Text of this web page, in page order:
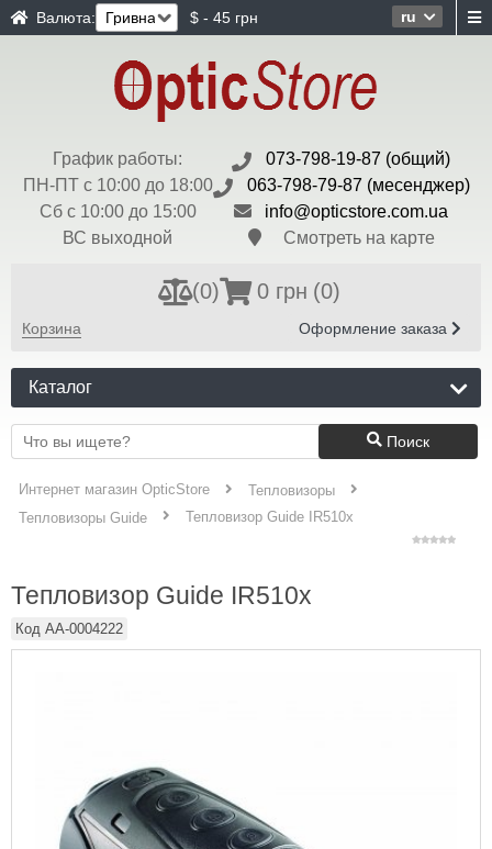
ru
Валюта: $ - 45 грн
График работы:
ПН-ПТ с 10:00 до 18:00
Сб с 10:00 до 15:00
ВС выходной
073-798-19-87 (общий)
063-798-79-87 (месенджер)
info@opticstore.com.ua
Смотреть на карте
(0) 0 грн (0)
Корзина Оформление заказа
Каталог
Поиск
Интернет магазин OpticStore
Тепловизоры
Тепловизоры Guide
Тепловизор Guide IR510x
Тепловизор Guide IR510x
Код AA-0004222